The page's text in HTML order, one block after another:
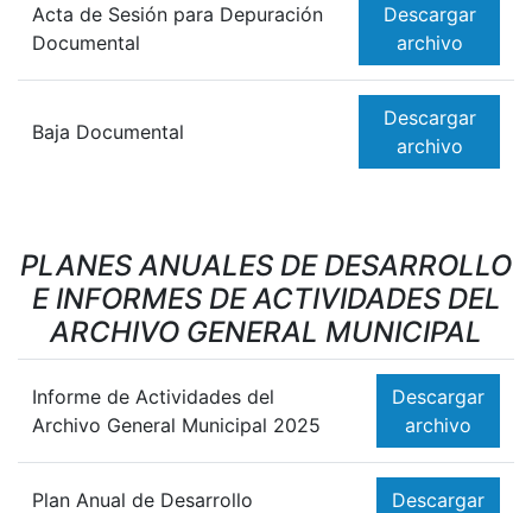
Acta de Sesión para Depuración
Documental
Descargar
archivo
Baja Documental
Descargar
archivo
PLANES ANUALES DE DESARROLLO
E INFORMES DE ACTIVIDADES DEL
ARCHIVO GENERAL MUNICIPAL
Informe de Actividades del
Archivo General Municipal 2025
Descargar
archivo
Plan Anual de Desarrollo
Descargar